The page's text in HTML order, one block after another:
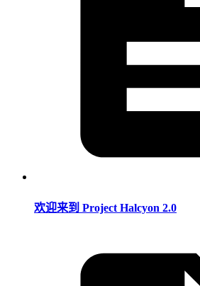
欢迎来到 Project Halcyon 2.0